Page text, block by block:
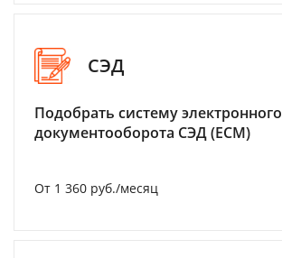
СЭД
Подобрать систему электронного
документооборота СЭД (ECM)
От 1 360 руб./месяц